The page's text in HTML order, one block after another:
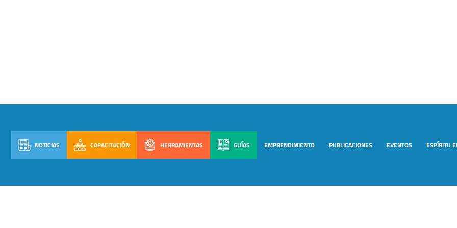
NOTICIAS CAPACITACIÓN HERRAMIENTAS GUÍAS EMPRENDIMIENTO PUBLICACIONES EVENTOS ESPÍRITU